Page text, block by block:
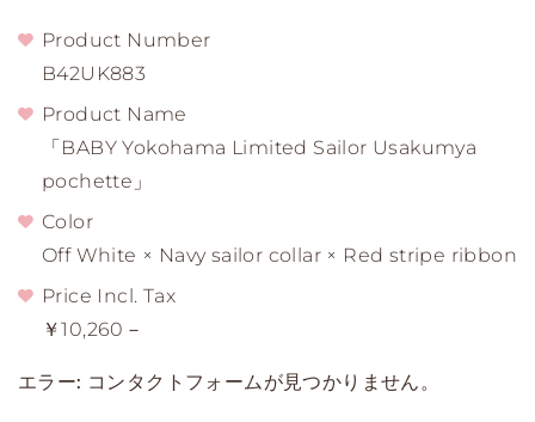
Product Number
B42UK883
Product Name
「BABY Yokohama Limited Sailor Usakumya
pochette」
Color
Off White × Navy sailor collar × Red stripe ribbon
Price Incl. Tax
￥10,260－
エラー: コンタクトフォームが見つかりません。